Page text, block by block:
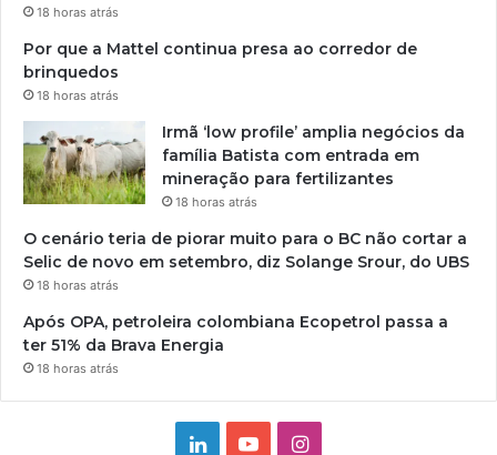
18 horas atrás
Por que a Mattel continua presa ao corredor de
brinquedos
18 horas atrás
Irmã ‘low profile’ amplia negócios da
família Batista com entrada em
mineração para fertilizantes
18 horas atrás
O cenário teria de piorar muito para o BC não cortar a
Selic de novo em setembro, diz Solange Srour, do UBS
18 horas atrás
Após OPA, petroleira colombiana Ecopetrol passa a
ter 51% da Brava Energia
18 horas atrás
LinkedinYouTubeInstagram